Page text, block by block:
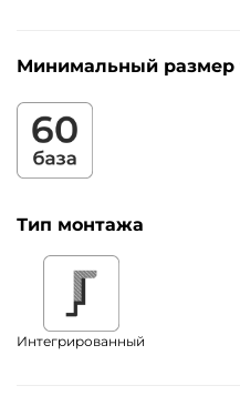
Минимальный размер
Тип монтажа
Интегрированный